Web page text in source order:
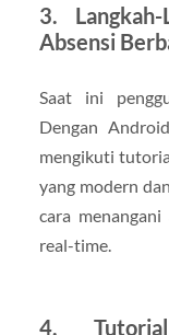
3.
Absensi
Saat ini
Dengan
mengikuti
yang modern
cara
real-time.
4.